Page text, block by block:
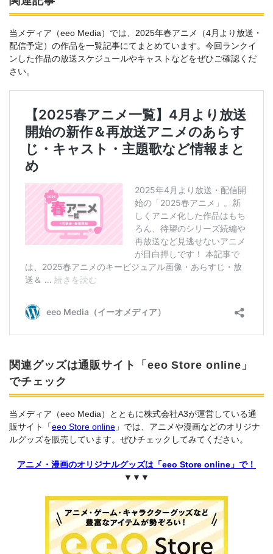
当メディア（eeo Media）では、2025年春アニメ（4月より放送・
配信予定）の作品を一覧記事にてまとめています。今回ランクイ
ンした作品の放送スケジュールやキャストなどをぜひご確認くだ
さい。
関連グッズは通販サイト「eeo Store online」
でチェック
当メディア（eeo Media）とともに株式会社A3が運営している通
販サイト「eeo Store online 」では、アニメや漫画などのオリジナ
ルグッズを販売しています。ぜひチェックしてみてください。
アニメ・漫画のオリジナルグッズは「eeo Store online」で！
▼▼▼